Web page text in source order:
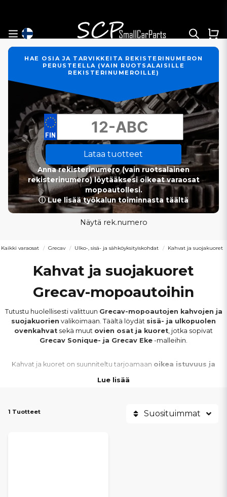
HAE OSIA JA TARVIKKEITA REKISTERINUMERON
PERUSTEELLA (VAIN RUOTSALAISILLE
REKISTERINUMEROILLE)
Lataa tuotteet
Anna rekisterinumero (vain ruotsalainen
rekisterinumero) löytääksesi oikeat varaosat
mopoautollesi.
ⓘ Lue lisää työkalun toiminnasta täältä
Näytä rek.numero
Kaikki varaosat Grecav Ulko-, sisä- ja sähköyksityiskohdat Kahvat ja suojakuoret
Kahvat ja suojakuoret
Grecav-mopoautoihin
Tutustu huolellisesti valittuun Grecav-mopoautojen kahvojen ja
suojakuorien valikoimaan. Täältä löydät sisä- ja ulkopuolen
ovenkahvat sekä muut ovien osat ja kuoret, jotka sopivat
Grecav Sonique- ja Grecav Eke -malleihin.
Kahvat ja kuoret on suunniteltu tarjoamaan oikea istuvuus ja
materiaalit auttavat suojaamaan osia kulumiselta, sään vaikutuksilta
Rikkinäiset tai kuluneet kahvat ja kuoret voivat heikentää
Lue lisää
1 Tuotteet Suosituimmat